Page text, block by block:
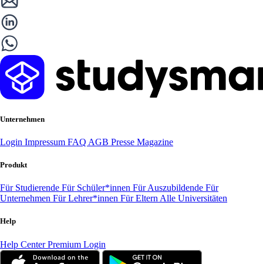
Unternehmen
Login Impressum FAQ AGB Presse Magazine
Produkt
Für Studierende Für Schüler*innen Für Auszubildende Für
Unternehmen Für Lehrer*innen Für Eltern Alle Universitäten
Help
Help CenterPremium Login